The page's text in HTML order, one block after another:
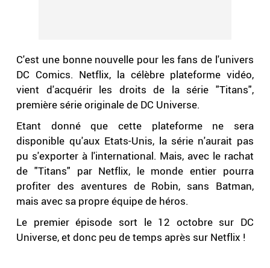
C'est une bonne nouvelle pour les fans de l'univers
DC Comics. Netflix, la célèbre plateforme vidéo,
vient d'acquérir les droits de la série "Titans",
première série originale de DC Universe.
Etant donné que cette plateforme ne sera
disponible qu'aux Etats-Unis, la série n'aurait pas
pu s'exporter à l'international. Mais, avec le rachat
de "Titans" par Netflix, le monde entier pourra
profiter des aventures de Robin, sans Batman,
mais avec sa propre équipe de héros.
Le premier épisode sort le 12 octobre sur DC
Universe, et donc peu de temps après sur Netflix !